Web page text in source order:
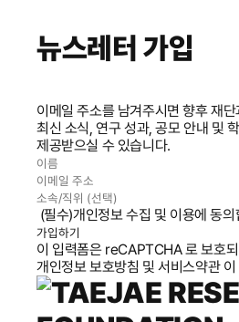
뉴스레터 가입
이메일 주소를 남겨주시면 향후 재단
최신 소식, 연구 성과, 공모 안내 및
제공받으실 수 있습니다.
(필수)개인정보 수집 및 이용에 동의
가입하기
이 입력폼은 reCAPTCHA 로 보호
개인정보 보호방침 및서비스약관이